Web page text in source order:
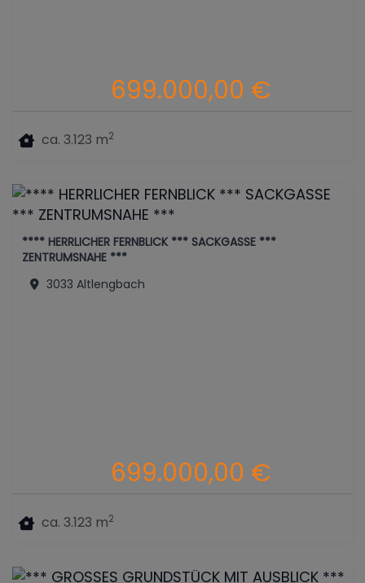
ca. 3.123 m2
699.000,00 €
**** HERRLICHER FERNBLICK *** SACKGASSE ***
ZENTRUMSNAHE ***
3033 Altlengbach
ca. 3.123 m2
699.000,00 €